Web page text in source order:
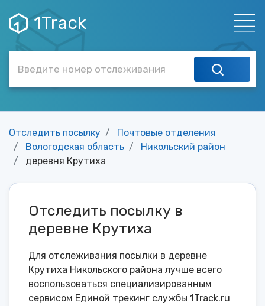
1Track
Отследить посылку
Почтовые отделения
Вологодская область
Никольский район
деревня Крутиха
Отследить посылку в
деревне Крутиха
Для отслеживания посылки в деревне
Крутиха Никольского района лучше всего
воспользоваться специализированным
сервисом Единой трекинг службы 1Track.ru